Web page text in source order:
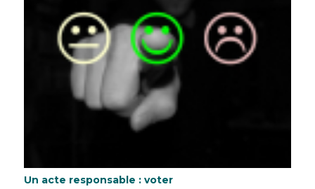
Un acte responsable : voter